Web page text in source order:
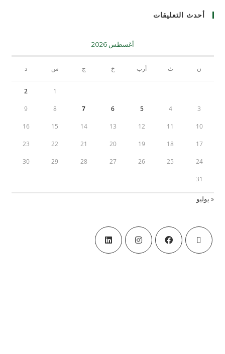
أحدث التعليقات
أغسطس 2026
ن ث أرب خ ج س د
1
2
3
4
5
6
7
8
9
10
11
12
13
14
15
16
17
18
19
20
21
22
23
24
25
26
27
28
29
30
31
« يوليو